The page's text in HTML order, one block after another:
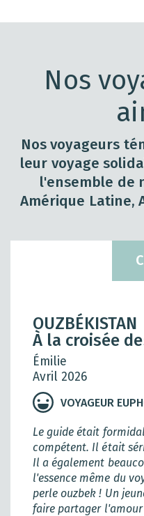
Nos
Nos voyageurs
leur voyage
l'ensemble de
Amérique Latine,
OUZBÉKISTAN
À la croisée
Émilie
Avril 2026
VOYAGEUR
Le guide était
compétent. Il était
Il a également
l'essence même du
perle ouzbek ! Un
faire partager